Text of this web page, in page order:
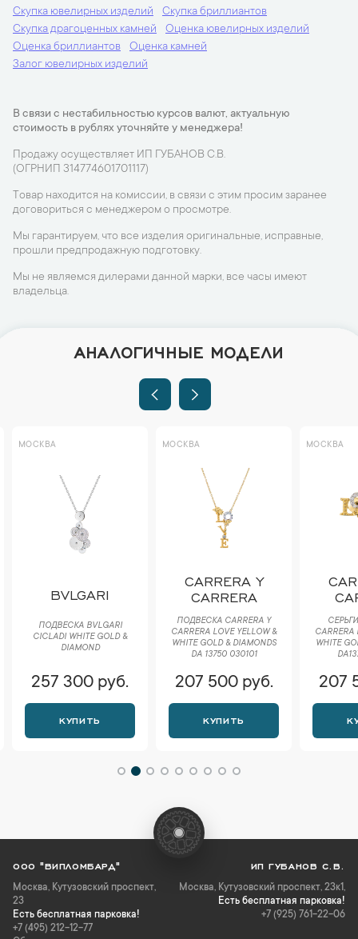
Скупка ювелирных изделий
Скупка бриллиантов
Скупка драгоценных камней
Оценка ювелирных изделий
Оценка бриллиантов
Оценка камней
Залог ювелирных изделий
В связи с нестабильностью курсов валют, актуальную
стоимость в рублях уточняйте у менеджера!
Продажу осуществляет ИП ГУБАНОВ С.В.
(ОГРНИП 314774601701117)
Товар находится на комиссии, в связи с этим просим заранее
договориться с менеджером о просмотре.
Мы гарантируем, что все изделия оригинальные, исправные,
прошли предпродажную подготовку.
Мы не являемся дилерами данной марки, все часы имеют
владельца.
АНАЛОГИЧНЫЕ МОДЕЛИ
МОСКВА
BVLGARI
ПОДВЕСКА BVLGARI
CICLADI WHITE GOLD &
DIAMOND
257 300 руб.
КУПИТЬ
МОСКВА
CARRERA Y
CARRERA
ПОДВЕСКА CARRERA Y
CARRERA LOVE YELLOW &
WHITE GOLD & DIAMONDS
DA 13750 030101
207 500 руб.
КУПИТЬ
МОСКВА
CARRERA
WHITE
207
ООО "ВИПЛОМБАРД"
Москва, Кутузовский проспект,
23
Есть бесплатная парковка!
+7 (495) 212-12-77
ИП ГУБАНОВ С.В.
Москва, Кутузовский проспект, 23к1,
Есть бесплатная парковка!
+7 (925) 761-22-06